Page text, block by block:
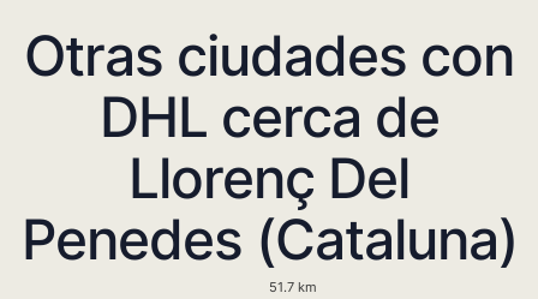
Otras ciudades con
DHL cerca de
Llorenç Del
Penedes (Cataluna)
51.7 km